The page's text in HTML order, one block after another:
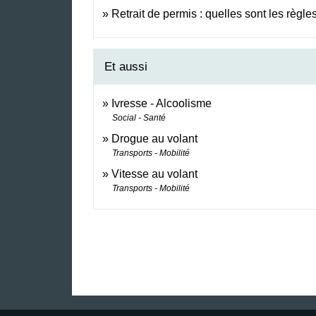
Retrait de permis : quelles sont les
Et aussi
Ivresse - Alcoolisme
Social - Santé
Drogue au volant
Transports - Mobilité
Vitesse au volant
Transports - Mobilité